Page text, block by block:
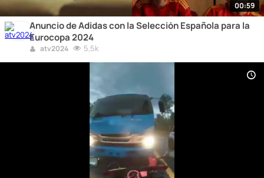
00:59
Anuncio de Adidas con la Selección Española para la
Eurocopa 2024
atv2024 5,5k